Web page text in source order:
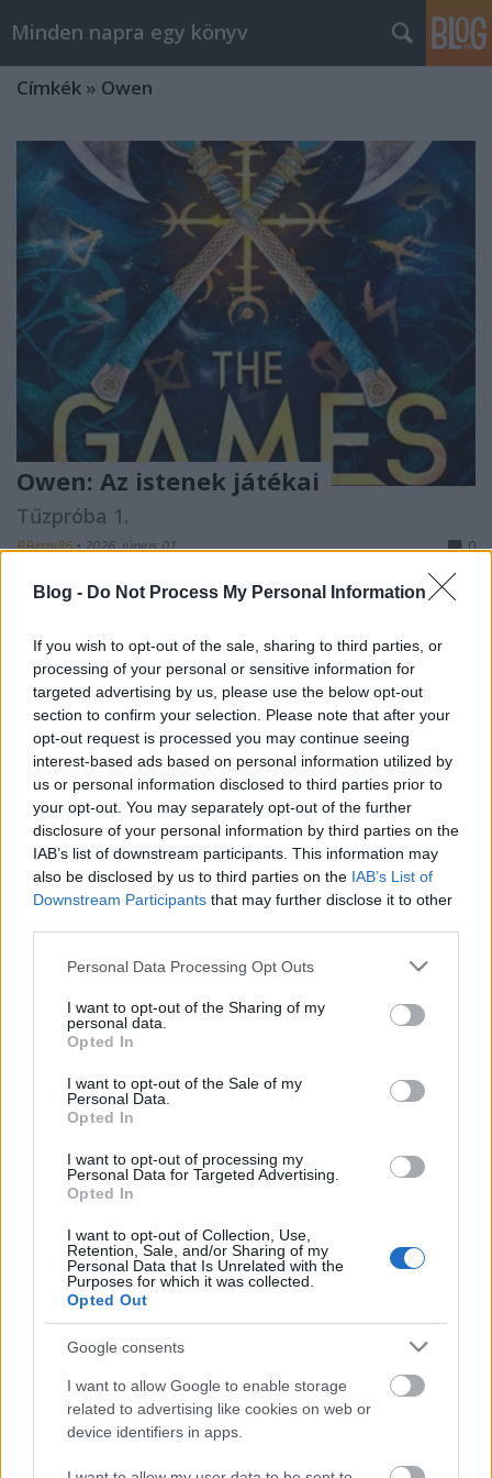
Blog - Do Not Process My Personal Information
If you wish to opt-out of the sale, sharing to third parties, or
processing of your personal or sensitive information for
targeted advertising by us, please use the below opt-out
section to confirm your selection. Please note that after your
opt-out request is processed you may continue seeing
interest-based ads based on personal information utilized by
us or personal information disclosed to third parties prior to
your opt-out. You may separately opt-out of the further
disclosure of your personal information by third parties on the
IAB’s list of downstream participants. This information may
also be disclosed by us to third parties on the IAB’s List of
Downstream Participants that may further disclose it to other
Please note that this website/app uses one or more Google
not limited to your visit or usage behaviour. You may click to
grant or deny consent to Google and its third-party tags to
use your data for below specified purposes in below Google
consent section.
Personal Data Processing Opt Outs
I want to opt-out of the Sharing of my
personal data.
Opted In
I want to opt-out of the Sale of my
Personal Data.
Opted In
I want to opt-out of processing my
Personal Data for Targeted Advertising.
Opted In
I want to opt-out of Collection, Use,
Retention, Sale, and/or Sharing of my
Personal Data that Is Unrelated with the
Purposes for which it was collected.
Opted Out
Google consents
I want to allow Google to enable storage
related to advertising like cookies on web or
device identifiers in apps.
Minden napra egy könyv
Címkék » Owen
Owen: Az istenek játékai
Tűzpróba 1.
BBerni86•2026. június 01. 0
Fülszöveg: A Tolvajok Rendjének elátkozott
közben remélem, hogy az Olümposzon uralkodó
szeszélyes lények nem vesznek észre. Nem könnyű
feladat, tekintve, hogy San Francisco éppen Zeusz
védővárosa, de igyekszem. Túlélek. Egészen addig,
míg egy éjszaka…
Dominions 2.
BBerni86•2025. szeptember 09.
Fülszöveg: Ikernővérem, Tabra Aryd igazi királynője.
A sivatagban rejtőzik a biztos halál elől, miközben én
hamis királynőként uralkodom a szörnyűséges
kiút kinálkozik: Reven. Az Árnylidércem. A
szerelmem. Csakhogy a benne lakozó árnyak egyre…